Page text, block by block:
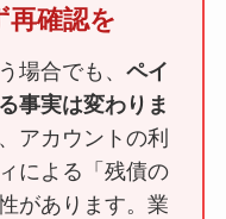
確認を
場合でも、 ペイ
事実は変わりま
アカウントの利
による「残債の
があります。業